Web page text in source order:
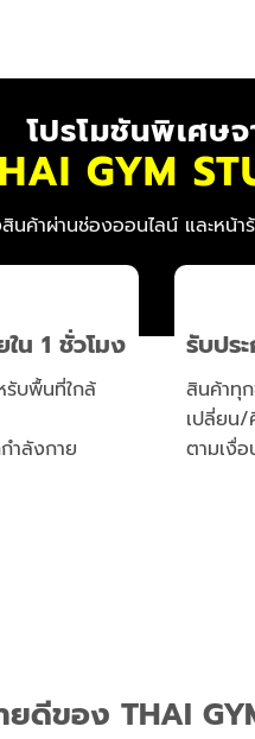
โปรโมชันพิเศษ
GYM
าผ่านช่องออนไลน์ และหน้
น 1 ชั่วโมง
รับพื้นที่ใกล้
ำลังกาย
รับปร
สินค้าทุ
เปลี่ยน
ตามเงื่อ
ดีของ THAI